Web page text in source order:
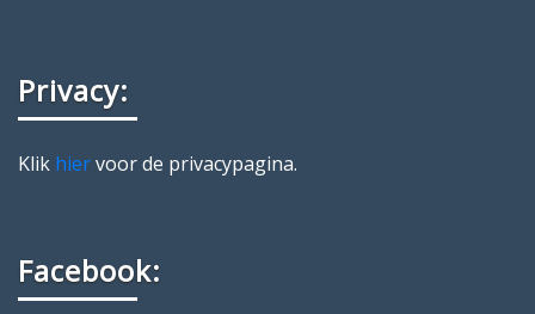
Privacy:
Klik hiervoor de privacypagina.
Facebook: